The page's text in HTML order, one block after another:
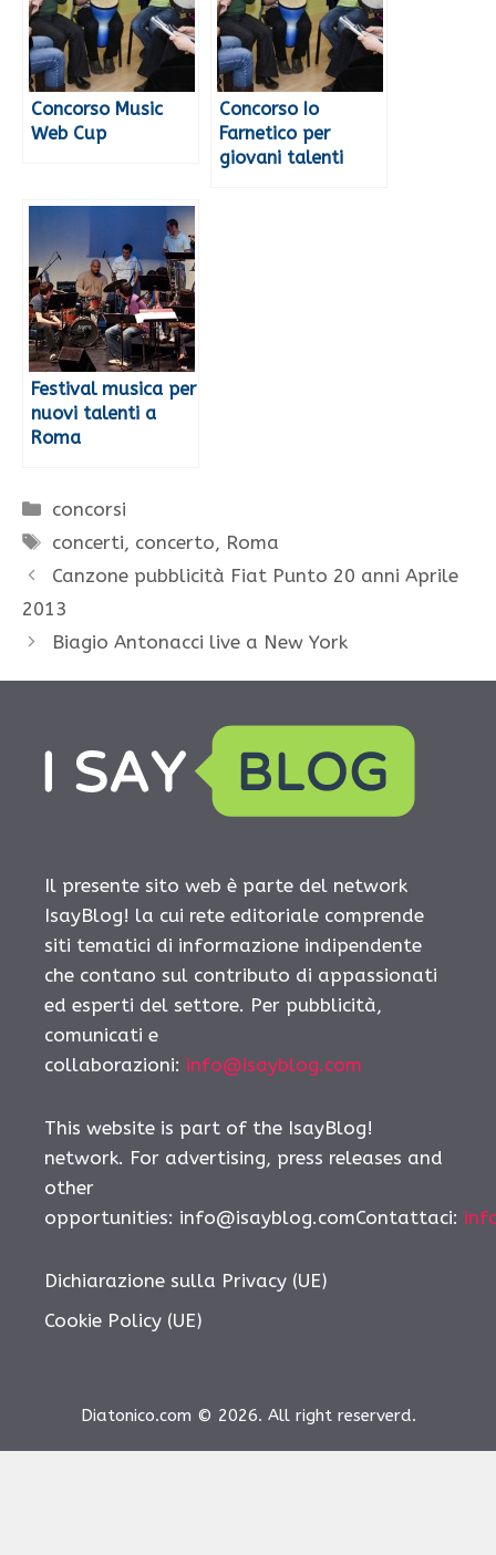
Concorso Music
Web Cup
Concorso Io
Farnetico per
giovani talenti
Festival musica per
nuovi talenti a
Roma
Categorie
concorsi
Tag
concerti, concerto, Roma
Canzone pubblicità Fiat Punto 20 anni Aprile
2013
Biagio Antonacci live a New York
Il presente sito web è parte del network
IsayBlog! la cui rete editoriale comprende
siti tematici di informazione indipendente
che contano sul contributo di appassionati
ed esperti del settore. Per pubblicità,
comunicati e
collaborazioni: info@isayblog.com
This website is part of the IsayBlog!
network. For advertising, press releases and
other
opportunities: info@isayblog.comContattaci:
Dichiarazione sulla Privacy (UE)
Cookie Policy (UE)
Diatonico.com © 2026. All right reserverd.